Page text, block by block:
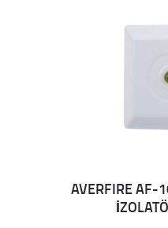
Details
AVERFIRE AF-